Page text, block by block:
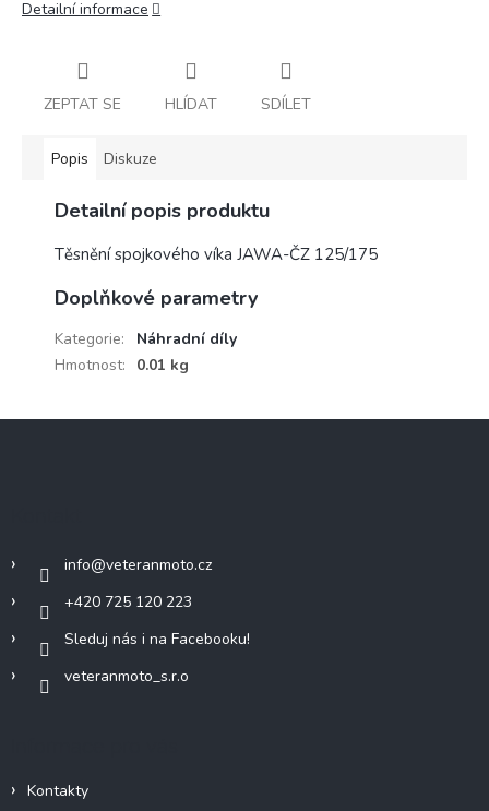
Detailní informace
ZEPTAT SE HLÍDAT SDÍLET
Popis Diskuze
Detailní popis produktu
Těsnění spojkového víka JAWA-ČZ 125/175
Doplňkové parametry
Kategorie:
Náhradní díly
Hmotnost: 0.01 kg
info@veteranmoto.cz
+420 725 120 223
Sleduj nás i na Facebooku!
veteranmoto_s.r.o
Kontakty